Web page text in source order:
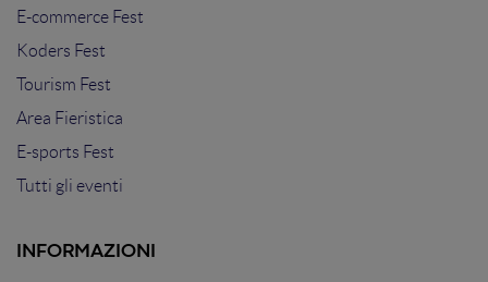
E-commerce Fest
Koders Fest
Tourism Fest
Area Fieristica
E-sports Fest
Tutti gli eventi
INFORMAZIONI